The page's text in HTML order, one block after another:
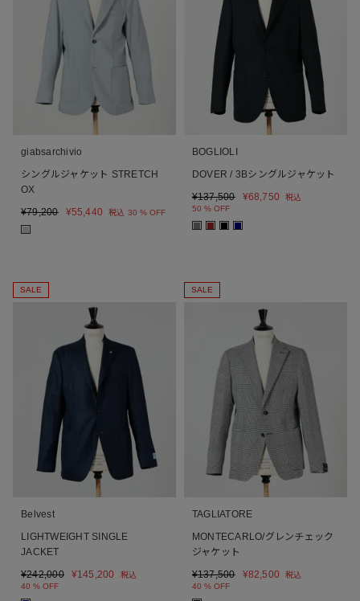
giabsarchivio
シングルジャケット STRETCH
OX
¥79,200 ¥55,440 税込 30 % OFF
BOGLIOLI
DOVER / 3Bシングルジャケット
¥137,500 ¥68,750
税込
50 % OFF
■ ■ ■ ■
SALE
Belvest
LIGHTWEIGHT SINGLE
JACKET
¥242,000 ¥145,200
税込
40 % OFF
SALE
TAGLIATORE
MONTECARLO/グレンチェック
ジャケット
¥137,500 ¥82,500
税込
40 % OFF